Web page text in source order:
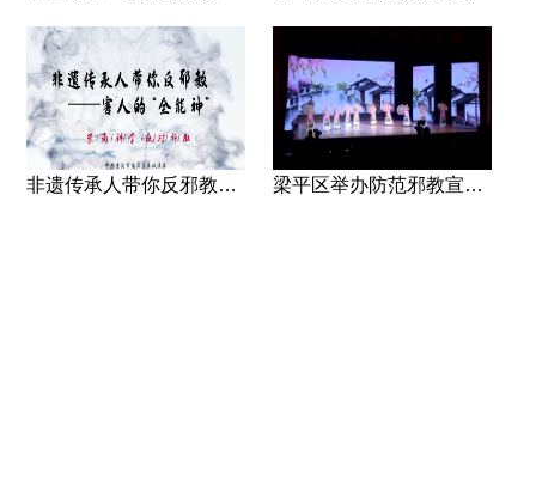
非遗传承人带你反邪教—害人的“全能神” 梁平区举办防范邪教宣传专场文艺演出